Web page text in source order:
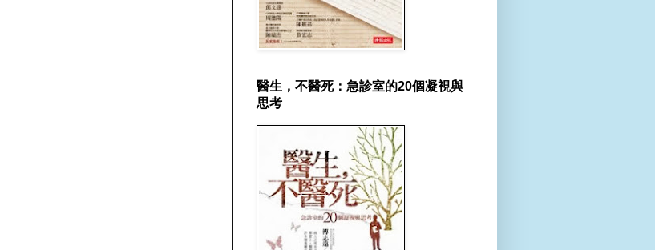
醫生，不醫死：急診室的20個凝視與
思考